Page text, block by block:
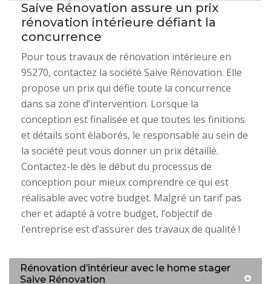
Saive Rénovation assure un prix
rénovation intérieure défiant la
concurrence
Pour tous travaux de rénovation intérieure en
95270, contactez la société Saive Rénovation. Elle
propose un prix qui défie toute la concurrence
dans sa zone d’intervention. Lorsque la
conception est finalisée et que toutes les finitions
et détails sont élaborés, le responsable au sein de
la société peut vous donner un prix détaillé.
Contactez-le dès le début du processus de
conception pour mieux comprendre ce qui est
réalisable avec votre budget. Malgré un tarif pas
cher et adapté à votre budget, l’objectif de
l’entreprise est d’assurer des travaux de qualité !
Rénovation d’intérieur avec le home stager
Saive Rénovation